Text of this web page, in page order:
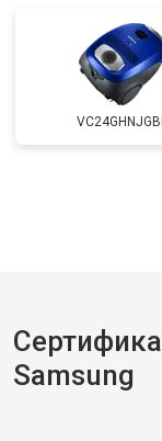
Samsung